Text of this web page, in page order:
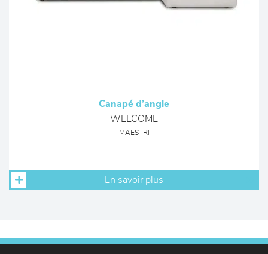
Canapé d’angle
WELCOME
MAESTRI
En savoir plus